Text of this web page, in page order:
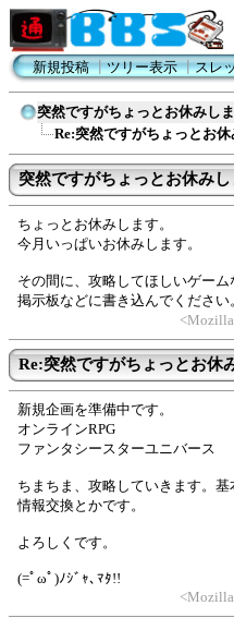
新規投稿┃ツリー表示┃スレ
突然ですがちょっとお休みし
Re:突然ですがちょっとお
突然ですがちょっとお休み
ちょっとお休みします。
今月いっぱいお休みします。
その間に、攻略してほしいゲーム
掲示板などに書き込んでください
Re:突然ですがちょっとお休
新規企画を準備中です。
オンラインRPG
ファンタシースターユニバース
ちまちま、攻略していきます。
情報交換とかです。
よろしくです。
(=ﾟωﾟ)ﾉｼﾞｬ､ﾏﾀ!!